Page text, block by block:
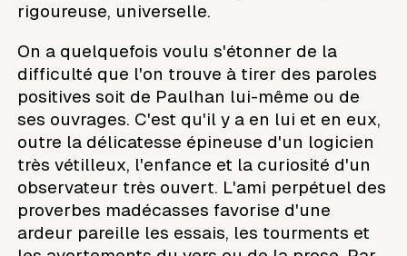
rigoureuse, universelle.
On a quelquefois voulu s'étonner de la
difficulté que l'on trouve à tirer des paroles
positives soit de Paulhan lui-même ou de
ses ouvrages. C'est qu'il y a en lui et en eux,
outre la délicatesse épineuse d'un logicien
très vétilleux, l'enfance et la curiosité d'un
observateur très ouvert. L'ami perpétuel des
proverbes madécasses favorise d'une
ardeur pareille les essais, les tourments et